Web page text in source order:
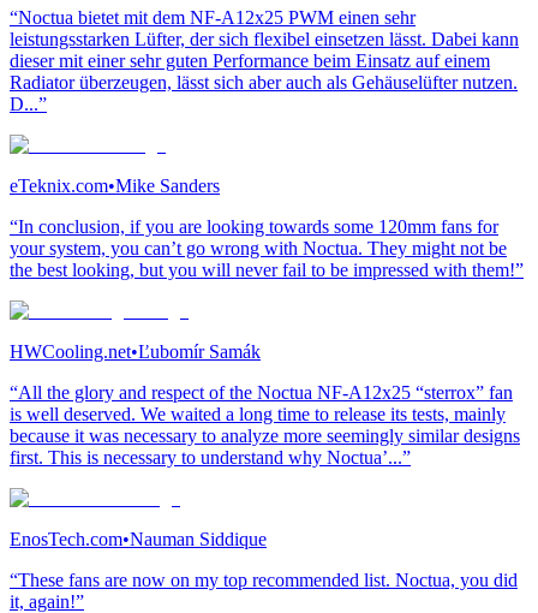
“Noctua bietet mit dem NF-A12x25 PWM einen sehr
leistungsstarken Lüfter, der sich flexibel einsetzen lässt. Dabei kann
dieser mit einer sehr guten Performance beim Einsatz auf einem
Radiator überzeugen, lässt sich aber auch als Gehäuselüfter nutzen.
D...”
eTeknix.com•Mike Sanders
“In conclusion, if you are looking towards some 120mm fans for
your system, you can’t go wrong with Noctua. They might not be
the best looking, but you will never fail to be impressed with them!”
HWCooling.net•Ľubomír Samák
“All the glory and respect of the Noctua NF-A12x25 “sterrox” fan
is well deserved. We waited a long time to release its tests, mainly
because it was necessary to analyze more seemingly similar designs
first. This is necessary to understand why Noctua’...”
EnosTech.com•Nauman Siddique
“These fans are now on my top recommended list. Noctua, you did
it, again!”